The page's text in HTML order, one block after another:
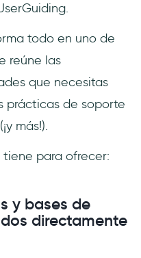
todo en uno de
reúne las
que necesitas
prácticas de soporte
más!).
tiene para ofrecer:
y bases de
directamente